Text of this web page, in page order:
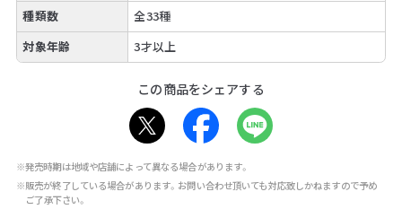
種類数
全33種
対象年齢
3才以上
この商品をシェアする
※発売時期は地域や店舗によって異なる場合があります。
※販売が終了している場合があります。お問い合わせ頂いても対応致しかねますので予め
ご了承下さい。